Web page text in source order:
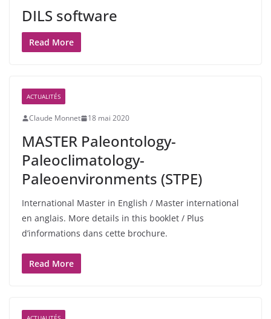
DILS software
Read More
ACTUALITÉS
Claude Monnet 18 mai 2020
MASTER Paleontology-
Paleoclimatology-
Paleoenvironments (STPE)
International Master in English / Master international
en anglais. More details in this booklet / Plus
d’informations dans cette brochure.
Read More